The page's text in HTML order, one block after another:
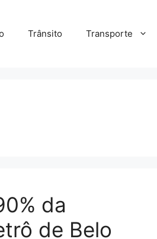
Trânsito Transporte
da
de Belo